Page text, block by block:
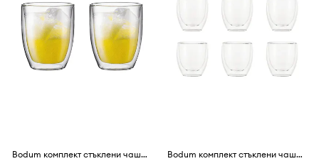
Bodum комплект стъклени чаши от боросиликатно стъкло 0,48 l
Bodum комплект стъклени чаши от боросиликатно стъкло 0,25 l